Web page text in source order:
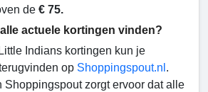
de € 75.
actuele kortingen vinden?
Indians kortingen kun je
op Shoppingspout.nl .
Shoppingspout zorgt ervoor dat alle